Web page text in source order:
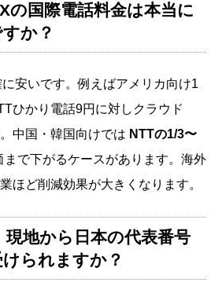
の国際電話料金は本当に
か？
安いです。例えばアメリカ向け1
ひかり電話9円に対しクラウド
中国・韓国向けでは NTTの1/3〜
まで下がるケースがあります。海外
ほど削減効果が大きくなります。
現地から日本の代表番号
られますか？